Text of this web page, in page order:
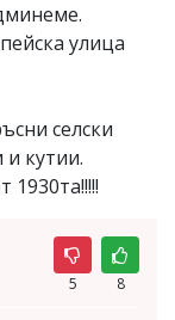
улица
селски
кутии.
5 8